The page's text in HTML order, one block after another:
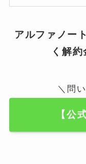
アルファノー
く解約
＼問
【公